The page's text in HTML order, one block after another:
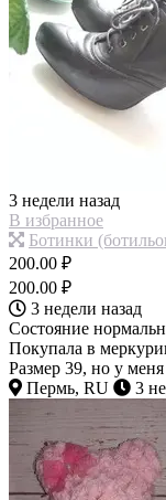
3 недели назад
В избранное
Ботинки
200.00 ₽
200.00 ₽
3 недели назад
Состояние
Покупала в
Размер 39, но у
Пермь, RU
3